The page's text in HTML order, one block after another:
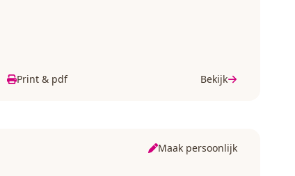
Print & pdf Bekijk
Maak persoonlijk